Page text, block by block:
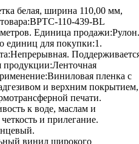
белая, ширина 110,00 мм,
110-439-BL
Единица продажи:Рулон.
единиц для покупки:1.
продукции:Ленточная
пленка с
и верхним покрытием,
печати.
к воде, маслам и
и прилегание.
винил широкого